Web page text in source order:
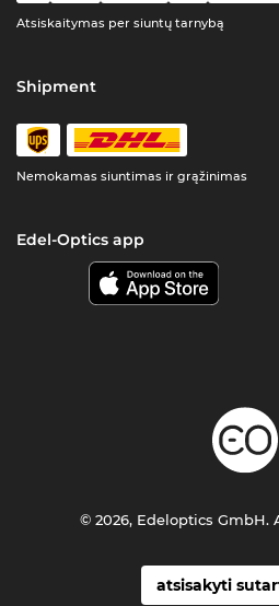
Atsiskaitymas per siuntų tarnybą
Shipment
Nemokamas siuntimas ir grąžinimas
Edel-Optics app
atsisakyti
© 2026, Edeloptics GmbH.